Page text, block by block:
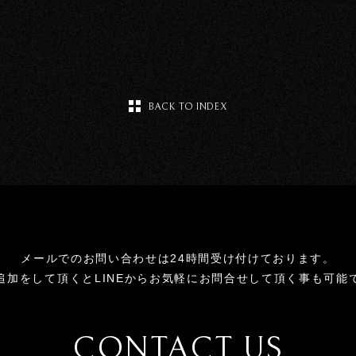
BACK TO INDEX
メールでのお問い合わせは24時間受け付けております。
加をして頂くとLINEからお気軽にお問合せして頂く事も可能